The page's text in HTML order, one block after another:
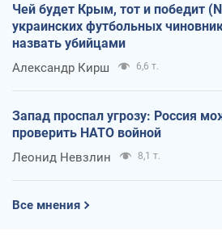
Чей будет Крым, тот и победит
украинских футбольных
назвать убийцами
Александр Кирш 6,6 т.
Запад проспал угрозу: Россия
проверить НАТО войной
Леонид Невзлин 8,1 т.
Все мнения